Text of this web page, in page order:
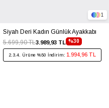
Siyah Deri Kadın Günlük Ayakkabı
%30
3.989,93 TL
5.699,90 TL
2.3.4. Ürüne %50 İndirim: 1.994,96 TL
1